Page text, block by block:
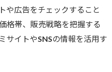
や広告をチェックすること
格帯、販売戦略を把握する
サイトやSNSの情報を活用す